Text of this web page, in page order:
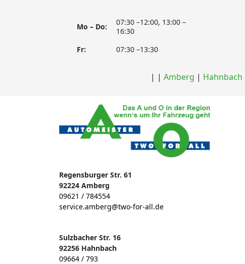
Mo – Do:
07:30 –12:00, 13:00 –
16:30
Fr:
07:30 –13:30
| |Amberg | Hahnbach
Regensburger Str. 61
92224 Amberg
09621 / 784554
service.amberg@two-for-all.de
Sulzbacher Str. 16
92256 Hahnbach
09664 / 793